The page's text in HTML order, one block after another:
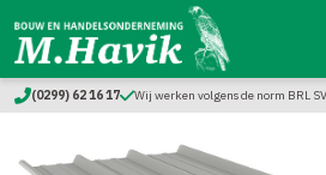
(0299) 62 16 17 Wij werken volgens de norm BRL